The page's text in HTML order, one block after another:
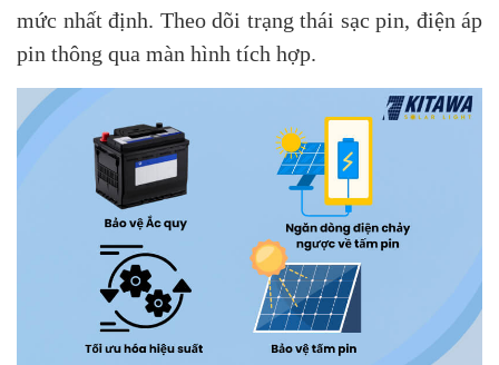
mức nhất định. Theo dõi trạng thái sạc pin, điện áp
pin thông qua màn hình tích hợp.